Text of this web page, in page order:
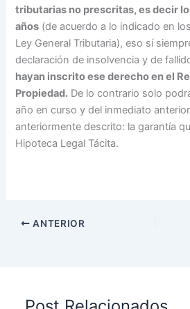
tributarias no prescritas, es decir
años (de acuerdo a lo indicado en
Ley General Tributaria), eso sí
declaración de insolvencia y de
hayan inscrito ese derecho en el
Propiedad. De lo contrario solo
año en curso y del inmediato
anteriormente descrito: la garantía
Hipoteca Legal Tácita.
ANTERIOR